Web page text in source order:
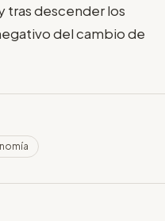
tras descender los
del cambio de